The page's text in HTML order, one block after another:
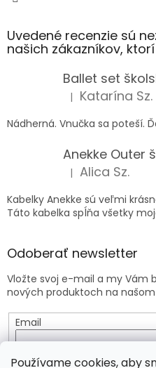
Používame cookies, aby
Uvedené recenzie sú
našich zákazníkov,
Hodnotenie
| Katarína Sz.
Nádherná. Vnučka sa poteší.
Anekke Outer
Hodnotenie
| Alica Sz.
Kabelky Anekke sú veľmi
Táto kabelka spĺňa všetky
Odoberať newsletter
Vložte svoj e-mail a my Vám
nových produktoch na
Email